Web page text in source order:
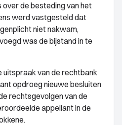
de besteding van het
werd vastgesteld dat
niet nakwam,
was de bijstand in te
uitspraak van de rechtbank
opdroeg nieuwe besluiten
rechtsgevolgen van de
appellant in de